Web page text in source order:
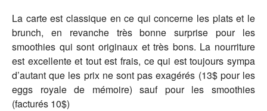
La carte est classique en ce qui concerne les plats et le
brunch, en revanche très bonne surprise pour les
smoothies qui sont originaux et très bons. La nourriture
est excellente et tout est frais, ce qui est toujours sympa
d’autant que les prix ne sont pas exagérés (13$ pour les
eggs royale de mémoire) sauf pour les smoothies
(facturés 10$)